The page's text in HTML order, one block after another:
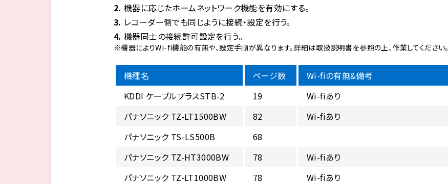
機器に応じたホームネットワーク機能を有効にする。
レコーダー側でも同じように接続・設定を行う。
機器同士の接続許可設定を行う。
※機器によりWi-fi機能の有無や、設定手順が異なります。詳細は取扱説明書を参照の上、作業してください。
機種名 ページ数
Wi-fiの有無&備考
KDDI ケーブルプラスSTB-2
19
Wi-fiあり
パナソニック TZ-LT1500BW
82
Wi-fiあり
パナソニック TS-LS500B
68
パナソニック TZ-HT3000BW
78
Wi-fiあり
パナソニック TZ-LT1000BW
78
Wi-fiあり